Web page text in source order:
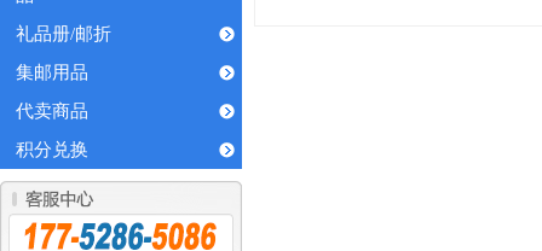
礼品册/邮折
集邮用品
代卖商品
积分兑换